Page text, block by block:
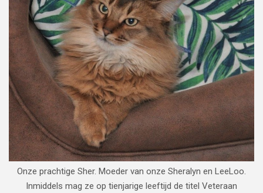
Onze prachtige Sher. Moeder van onze Sheralyn en LeeLoo.
Inmiddels mag ze op tienjarige leeftijd de titel Veteraan